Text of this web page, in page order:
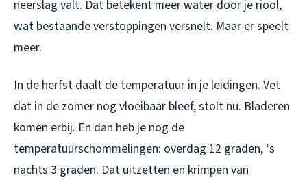
neerslag valt. Dat betekent meer water door je riool,
wat bestaande verstoppingen versnelt. Maar er speelt
meer.
In de herfst daalt de temperatuur in je leidingen. Vet
dat in de zomer nog vloeibaar bleef, stolt nu. Bladeren
komen erbij. En dan heb je nog de
temperatuurschommelingen: overdag 12 graden, ‘s
nachts 3 graden. Dat uitzetten en krimpen van